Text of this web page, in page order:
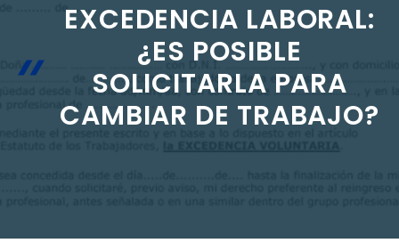
EXCEDENCIA LABORAL:
¿ES POSIBLE
SOLICITARLA PARA
CAMBIAR DE TRABAJO?